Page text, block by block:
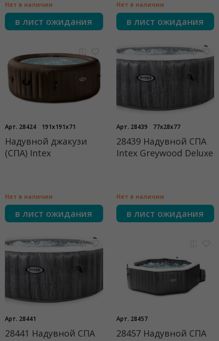
Нет в наличии
в лист ожидания
Нет в наличии
в лист ожидания
Арт. 28424 191x191x71
Надувной джакузи
(СПА) Intex
Нет в наличии
в лист ожидания
Арт. 28439 77x28x77
28439 Надувной СПА
Intex Greywood Deluxe
Нет в наличии
в лист ожидания
Арт. 28441
28441 Надувной СПА
Арт. 28457
28457 Надувной СПА